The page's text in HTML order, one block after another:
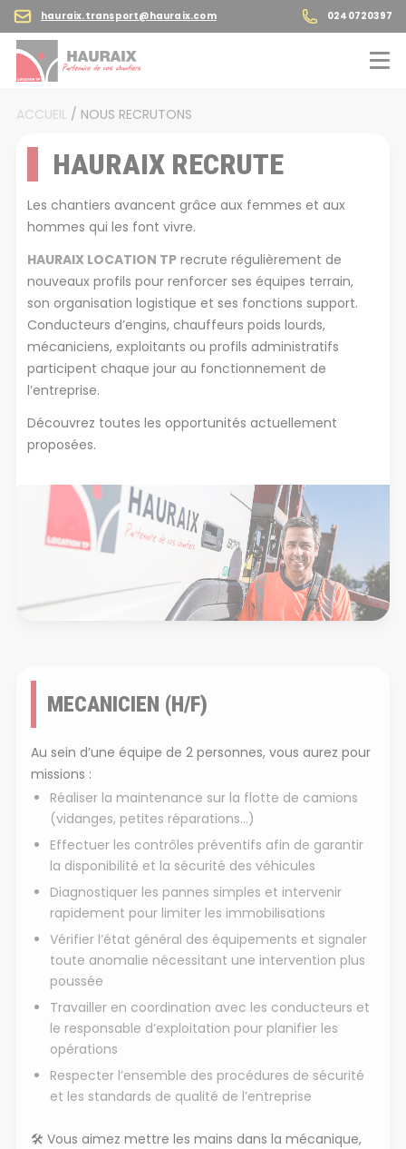
hauraix.transport@hauraix.com 0240720397
ACCUEIL / NOUS RECRUTONS
HAURAIX RECRUTE
Les chantiers avancent grâce aux femmes et aux
hommes qui les font vivre.
HAURAIX LOCATION TPrecrute régulièrement de
nouveaux profils pour renforcer ses équipes terrain,
son organisation logistique et ses fonctions support.
Conducteurs d’engins, chauffeurs poids lourds,
mécaniciens, exploitants ou profils administratifs
participent chaque jour au fonctionnement de
l’entreprise.
Découvrez toutes les opportunités actuellement
proposées.
MECANICIEN (H/F)
Au sein d’une équipe de 2 personnes, vous aurez pour
missions :
Réaliser la maintenance sur la flotte de camions
(vidanges, petites réparations…)
Effectuer les contrôles préventifs afin de garantir
la disponibilité et la sécurité des véhicules
Diagnostiquer les pannes simples et intervenir
rapidement pour limiter les immobilisations
Vérifier l’état général des équipements et signaler
toute anomalie nécessitant une intervention plus
poussée
Travailler en coordination avec les conducteurs et
le responsable d’exploitation pour planifier les
opérations
Respecter l’ensemble des procédures de sécurité
et les standards de qualité de l’entreprise
🛠️ Vous aimez mettre les mains dans la mécanique,